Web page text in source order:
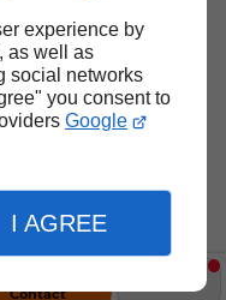
experience by
as well as
social networks
you consent to
Google
I AGREE
Contact